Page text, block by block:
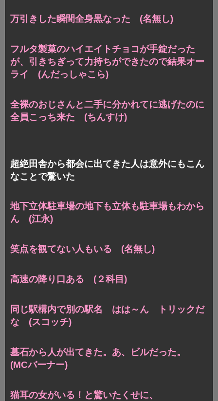
万引きした瞬間全身黒なった (名無し)
フルタ製菓のハイエイトチョコが手錠だった
が、引きちぎって力持ちができたので結果オー
ライ (んだっしゃこら)
全裸のおじさんと二手に分かれてに逃げたのに
全員こっち来た (ちんすけ)
超絶田舎から都会に出てきた人は意外にもこん
なことで驚いた
地下立体駐車場の地下も立体も駐車場もわから
ん (江永)
笑点を観てない人もいる (名無し)
高速の降り口ある (２科目)
同じ駅構内で別の駅名 はは～ん トリックだ
な (スコッチ)
墓石から人が出てきた。あ、ビルだった。
(MCバーナー)
猫耳の女がいる！と驚いたくせに、